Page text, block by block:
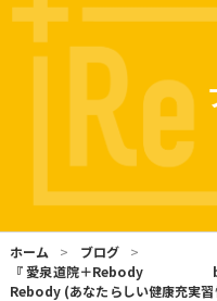
ホーム
ブログ
『 愛泉道院＋Rebody
Rebody (あなたらしい健康充実